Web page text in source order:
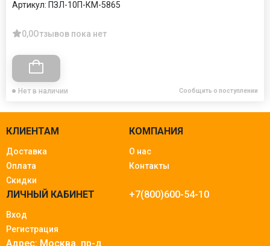
Артикул: ПЗЛ-10П-КМ-5865
0,0Отзывов пока нет
Нет в наличии Сообщить о поступлении
КЛИЕНТАМ
Доставка
Оплата
Скидки
КОМПАНИЯ
О нас
Контакты
ЛИЧНЫЙ КАБИНЕТ
Вход
Регистрация
+7(800)600-54-10
Адрес: Москва. пр-д